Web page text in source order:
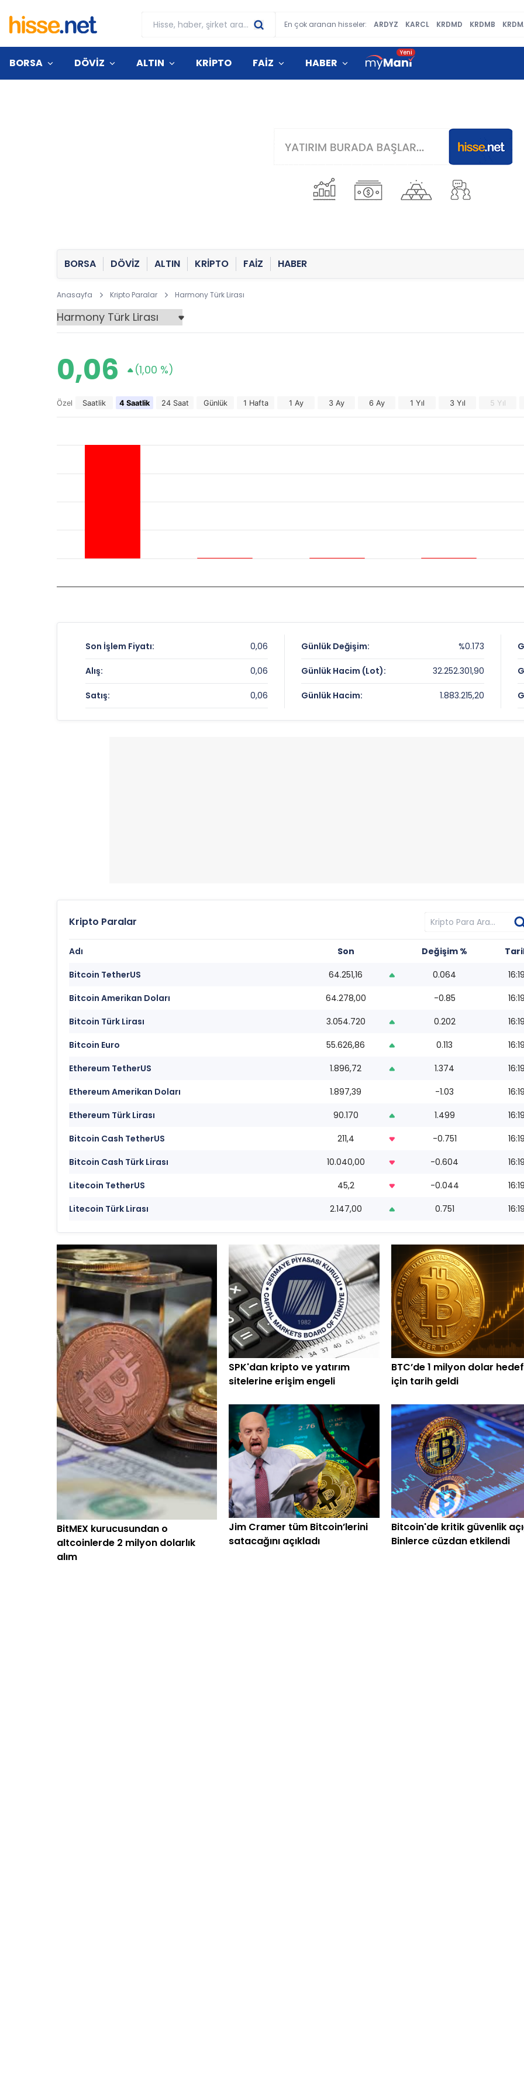
En çok aranan hisseler: ARDYZ KARCL KRDMD KRDMB
BORSA DÖVİZ ALTIN KRİPTO FAİZ HABER
BORSA DÖVİZ ALTIN KRİPTO FAİZ HABER
Anasayfa Kripto Paralar Harmony Türk Lirası
0,06 (1,00 %)
Özel Saatlik 4 Saatlik 24 Saat Günlük 1 Hafta 1 Ay 3 Ay 6 Ay 1 Yıl 3 Yıl 5 Yıl
Son İşlem Fiyatı: 0,06
Alış: 0,06
Satış: 0,06
Günlük Değişim: %0.173
Günlük Hacim (Lot): 32.252.301,90
Günlük Hacim: 1.883.215,20
Kripto Paralar
Adı Son Değişim %
Bitcoin TetherUS
64.251,16 0.064
16:19
Bitcoin Amerikan Doları
64.278,00 -0.85
16:19
Bitcoin Türk Lirası
3.054.720 0.202
16:19
Bitcoin Euro
55.626,86 0.113
16:19
Ethereum TetherUS
1.896,72 1.374
16:19
Ethereum Amerikan Doları
1.897,39 -1.03
16:19
Ethereum Türk Lirası
90.170 1.499
16:19
Bitcoin Cash TetherUS
211,4 -0.751
16:19
Bitcoin Cash Türk Lirası
10.040,00 -0.604
16:19
Litecoin TetherUS
45,2 -0.044
16:19
Litecoin Türk Lirası
2.147,00 0.751 16:19
BitMEX kurucusundan o
altcoinlerde 2 milyon dolarlık
alım
SPK'dan kripto ve yatırım
sitelerine erişim engeli
BTC’de 1 milyon dolar
için tarih geldi
Jim Cramer tüm Bitcoin’lerini
satacağını açıkladı
Bitcoin'de kritik güvenlik
Binlerce cüzdan etkilendi